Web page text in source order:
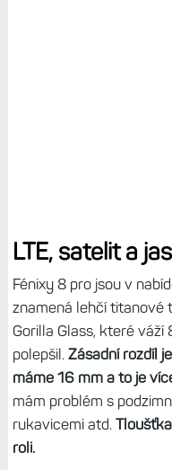
LTE, satelit a
Fénixy 8 pro jsou v
znamená lehčí titanové
Gorilla Glass, které
polepšil. Zásadní rozdíl
máme 16 mm a to je
mám problém s
rukavicemi atd.
roli.